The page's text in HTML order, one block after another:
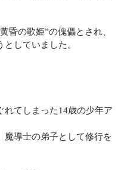
昏の歌姫”の傀儡とされ、
していました。
れてしまった14歳の少年ア
魔導士の弟子として修行を